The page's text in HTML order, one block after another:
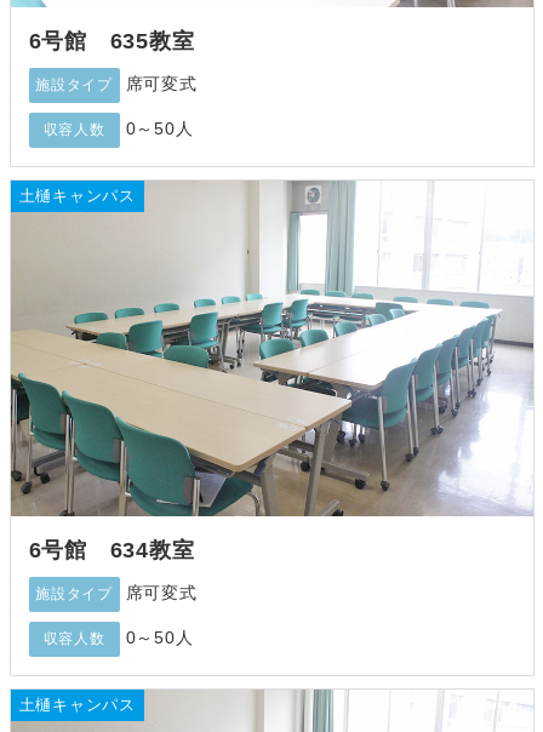
6号館 635教室
施設タイプ 席可変式
収容人数 0～50人
土樋キャンパス
6号館 634教室
施設タイプ 席可変式
収容人数 0～50人
土樋キャンパス